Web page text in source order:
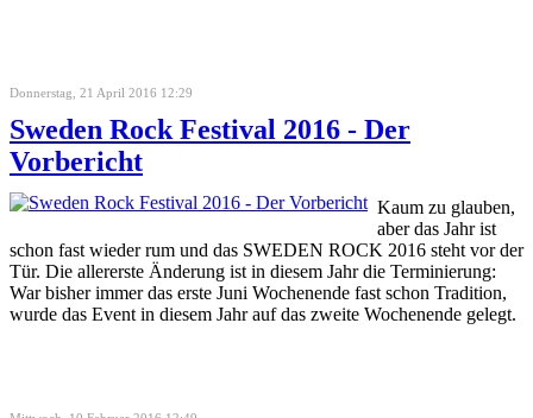
Donnerstag, 21 April 2016 12:29
Sweden Rock Festival 2016 - Der
Vorbericht
Kaum zu glauben,
aber das Jahr ist
schon fast wieder rum und das SWEDEN ROCK 2016 steht vor der
Tür. Die allererste Änderung ist in diesem Jahr die Terminierung:
War bisher immer das erste Juni Wochenende fast schon Tradition,
wurde das Event in diesem Jahr auf das zweite Wochenende gelegt.